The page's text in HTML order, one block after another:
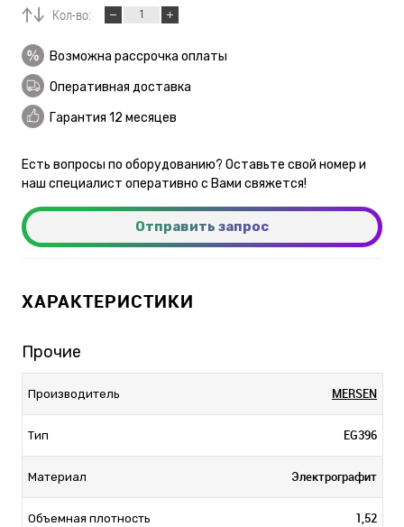
Кол-во:
Возможна рассрочка оплаты
Оперативная доставка
Гарантия 12 месяцев
Есть вопросы по оборудованию? Оставьте свой номер и
наш специалист оперативно с Вами свяжется!
Отправить запрос
ХАРАКТЕРИСТИКИ
Прочие
Производитель MERSEN
Тип EG396
Материал Электрографит
Объемная плотность 1,52